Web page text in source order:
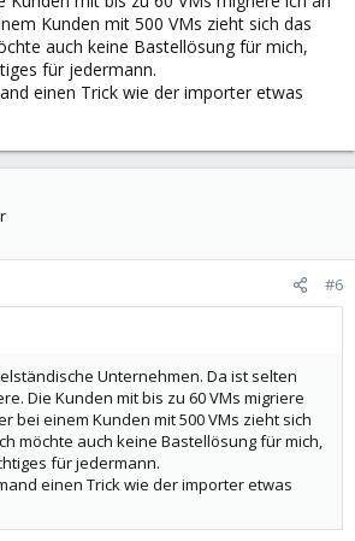
Kunden mit 500 VMs zieht sich das
auch keine Bastellösung für mich,
für jedermann.
einen Trick wie der importer etwas
#6
Unternehmen. Da ist selten
Die Kunden mit bis zu 60 VMs migriere
bei einem Kunden mit 500 VMs zieht sich
möchte auch keine Bastellösung für mich,
für jedermann.
einen Trick wie der importer etwas